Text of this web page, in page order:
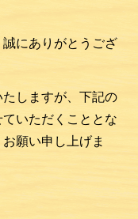
にありがとうござ
しますが、下記の
いただくこととな
願い申し上げま